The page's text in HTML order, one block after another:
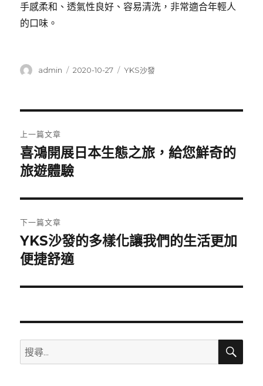
手感柔和、透氣性良好、容易清洗，非常適合年輕人
的口味。
作
admin
發
2020-10-27
分
YKS沙發
章
導
覽
上一篇文章
上
一
文
章:
喜鴻開展日本生態之旅，給您鮮奇的
旅遊體驗
下一篇文章
下
一
文
YKS沙發的多樣化讓我們的生活更加
便捷舒適
搜
尋
搜